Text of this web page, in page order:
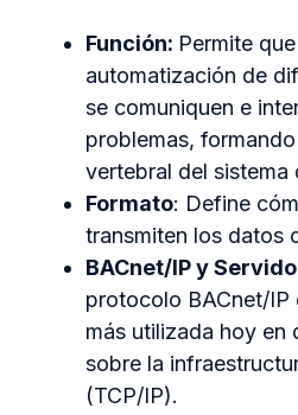
Función: Permite
automatización de
se comuniquen e
problemas,
vertebral del sistema
Formato: Define
transmiten los datos
BACnet/IP y
protocolo BACnet/IP
más utilizada hoy en
sobre la
(TCP/IP).